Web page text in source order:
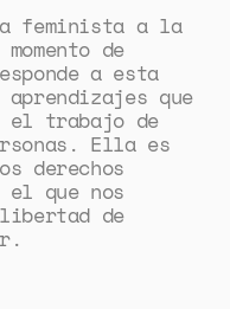
feminista a la
de
a esta
que
el trabajo de
Ella es
derechos
el que nos
de